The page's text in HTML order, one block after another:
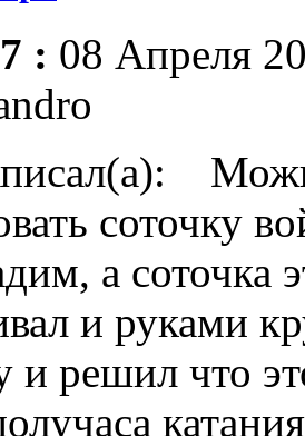
: 08 Апреля
соточку
а соточка
и руками
и решил что